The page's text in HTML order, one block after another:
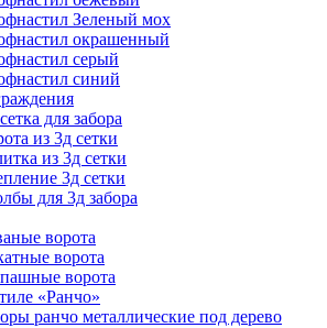
Зеленый мох
окрашенный
серый
синий
для забора
из 3д сетки
из 3д сетки
3д сетки
для 3д забора
ворота
ворота
ворота
«Ранчо»
ранчо металлические под дерево